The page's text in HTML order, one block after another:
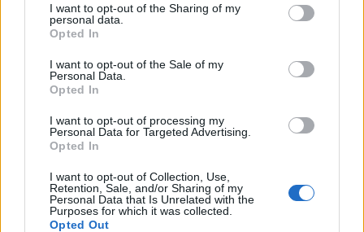
not limited to your visit or usage behaviour. You may click to
grant or deny consent to Google and its third-party tags to
use your data for below specified purposes in below Google
consent section.
I want to opt-out of the Sharing of my
personal data.
Opted In
I want to opt-out of the Sale of my
Personal Data.
Opted In
I want to opt-out of processing my
Personal Data for Targeted Advertising.
Opted In
I want to opt-out of Collection, Use,
Retention, Sale, and/or Sharing of my
Personal Data that Is Unrelated with the
Purposes for which it was collected.
Opted Out
Σχόλια
στην Πάρο: Τα τρία σημεία
που εστιάζουν οι
αστυνομικοί για τον πνιγμό
άνεμοι, με ριπές που
φτάνουν τα 80 χλμ/